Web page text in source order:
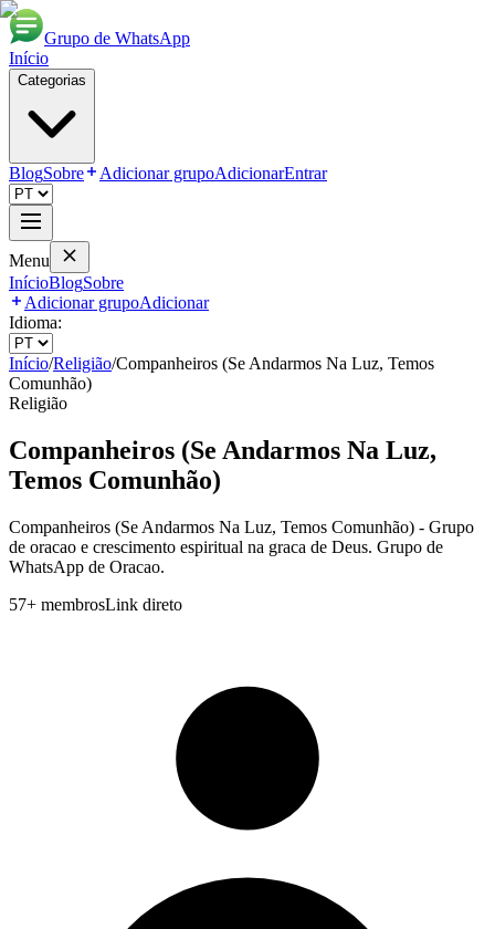
Grupo de WhatsApp
Início
Categorias
BlogSobre Adicionar grupoAdicionarEntrar
Menu
InícioBlogSobre
Adicionar grupoAdicionar
Idioma:
Início/Religião/Companheiros (Se Andarmos Na Luz, Temos
Comunhão)
Religião
Companheiros (Se Andarmos Na Luz,
Temos Comunhão)
Companheiros (Se Andarmos Na Luz, Temos Comunhão) - Grupo
de oracao e crescimento espiritual na graca de Deus. Grupo de
WhatsApp de Oracao.
57+ membrosLink direto